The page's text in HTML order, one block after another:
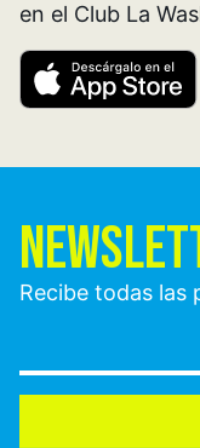
en el Club La
Recibe todas las